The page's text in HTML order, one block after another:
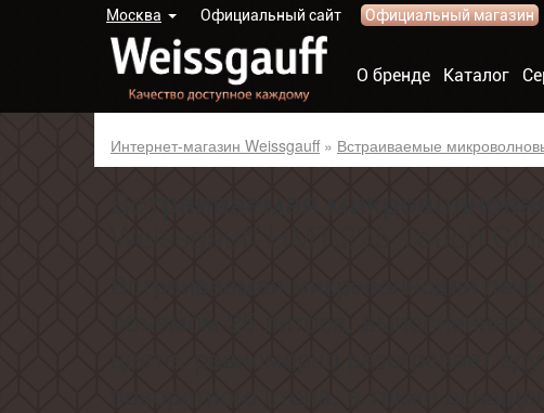
Москва Официальный сайт Официальный магазин
О бренде Каталог
Интернет-магазин Weissgauff » Встраиваемые